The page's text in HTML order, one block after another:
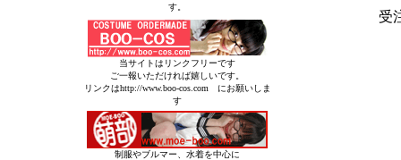
す。
当サイトはリンクフリーです
ご一報いただければ嬉しいです。
リンクはhttp://www.boo-cos.com にお願いしま
す
制服やブルマー、水着を中心に
受